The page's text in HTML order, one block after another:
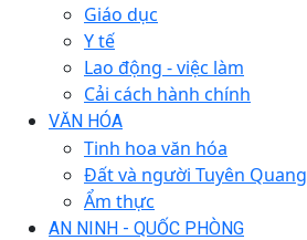
Giáo dục
Y tế
Lao động - việc làm
Cải cách hành chính
VĂN HÓA
Tinh hoa văn hóa
Đất và người Tuyên Quang
Ẩm thực
AN NINH - QUỐC PHÒNG